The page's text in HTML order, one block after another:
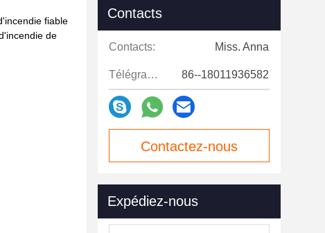
fiable
de
Contacts
Contacts: Miss. Anna
Télégramme: 86--18011936582
Contactez-nous
Expédiez-nous